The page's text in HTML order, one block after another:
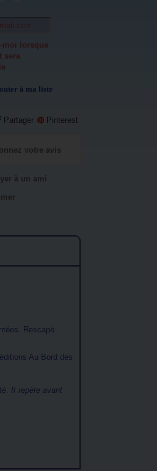
moi lorsque
sera
à ma liste
Partager Pinterest
votre avis
à un ami
Rescapé
Au Bord des
Il repère avant